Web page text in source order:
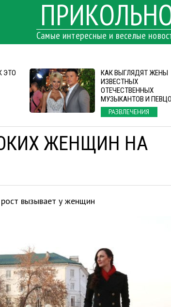
Самые интересные и веселые
ЭТО
КАК ВЫГЛЯДЯТ ЖЕНЫ
ИЗВЕСТНЫХ
ОТЕЧЕСТВЕННЫХ
МУЗЫКАНТОВ И
РАЗВЛЕЧЕНИЯ
ЖЕНЩИН НА
вызывает у женщин